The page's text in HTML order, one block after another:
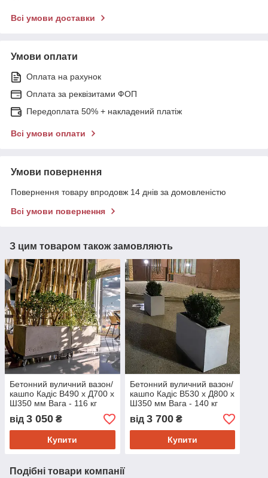
Всі умови доставки
Умови оплати
Оплата на рахунок
Оплата за реквізитами ФОП
Передоплата 50% + накладений платіж
Всі умови оплати
Умови повернення
Повернення товару впродовж 14 днів за домовленістю
Всі умови повернення
З цим товаром також замовляють
Бетонний вуличний вазон/
кашпо Кадіс В490 х Д700 х
Ш350 мм Вага - 116 кг
Об'єм - 71 л.
від 3 050 ₴
Купити
Бетонний вуличний вазон/
кашпо Кадіс В530 х Д800 х
Ш350 мм Вага - 140 кг
Об'єм - 85 л.
від 3 700₴
Купити
Подібні товари компанії